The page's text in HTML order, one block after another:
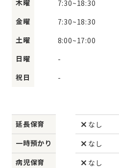
木曜
7:30~18:30
金曜
7:30~18:30
土曜
8:00~17:00
日曜
-
祝日
-
延長保育
なし
一時預かり
なし
病児保育
なし